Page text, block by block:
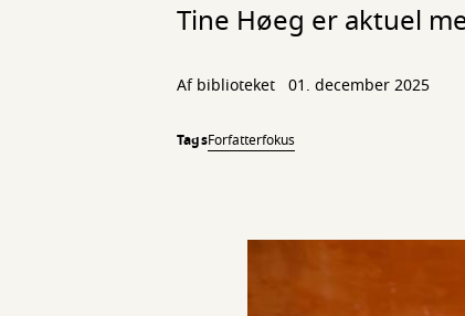
Tine Høeg er aktuel
Af biblioteket 01. december 2025
TagsForfatterfokus